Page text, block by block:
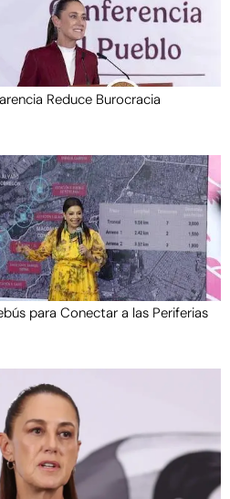
Reduce Burocracia
para Conectar a las Periferias